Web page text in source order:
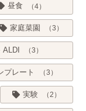
昼食 4
家庭菜園 3
ALDI 3
プレート 3
実験 2